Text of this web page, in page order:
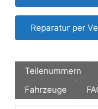
Reparatur per
Teilenummern
Fahrzeuge